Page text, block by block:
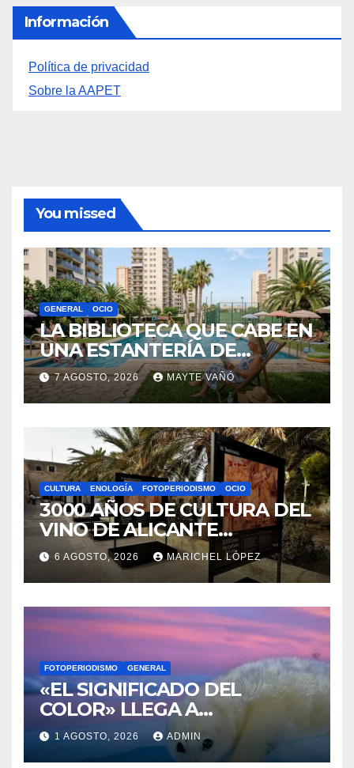
Información
Política de privacidad
Sobre la AAPET
You missed
GENERAL OCIO
LA BIBLIOTECA QUE CABE EN
UNA ESTANTERÍA DE
WALLAPOP
7 AGOSTO, 2026 MAYTE VAÑÓ
CULTURA ENOLOGÍA FOTOPERIODISMO OCIO
3000 AÑOS DE CULTURA DEL
VINO DE ALICANTE
RENACEN EN EL CASTILLO
DE SANTA BÁRBARA
6 AGOSTO, 2026 MARICHEL LÓPEZ
FOTOPERIODISMO GENERAL
«EL SIGNIFICADO DEL
COLOR» LLEGA A
VILLAJOYOSA
1 AGOSTO, 2026 ADMIN